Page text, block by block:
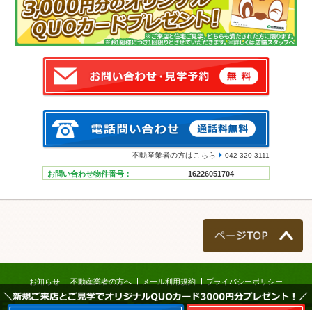
不動産業者の方はこちら 042-320-3111
お問い合わせ物件番号： 16226051704
＼新規ご来店とご見学でオリジナルQUOカード3000円分プレゼント！／
お知らせ 不動産業者の方へ メール利用規約 プライバシーポリシー